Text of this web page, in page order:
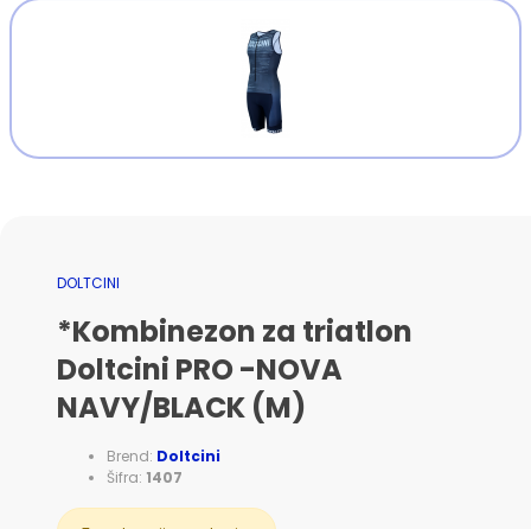
DOLTCINI
*Kombinezon za triatlon
Doltcini PRO -NOVA
NAVY/BLACK (M)
Brend: Doltcini
Šifra: 1407